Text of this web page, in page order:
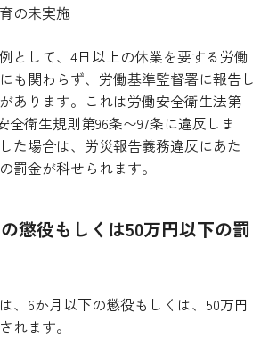
の未実施
として、4日以上の休業を要する労働
も関わらず、労働基準監督署に報告し
あります。これは労働安全衛生法第
全衛生規則第96条〜97条に違反しま
た場合は、労災報告義務違反にあた
罰金が科せられます。
懲役もしくは50万円以下の罰
、6か月以下の懲役もしくは、50万円
れます。